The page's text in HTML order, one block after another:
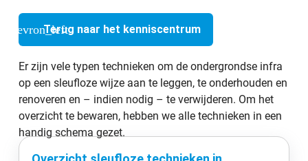
chevron_leftTerug naar het kenniscentrum
Er zijn vele typen technieken om de ondergrondse infra
op een sleufloze wijze aan te leggen, te onderhouden en
renoveren en – indien nodig – te verwijderen. Om het
overzicht te bewaren, hebben we alle technieken in een
handig schema gezet.